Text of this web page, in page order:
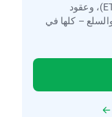
الأسهم، صناديق المؤشرات المتداولة (ETFs)، وعقود
– كلها في